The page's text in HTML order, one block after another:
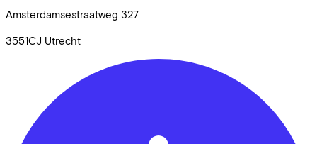
Amsterdamsestraatweg 327
3551CJ Utrecht